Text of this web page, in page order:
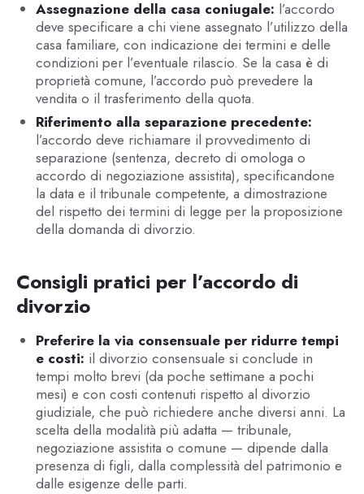
Assegnazione della casa coniugale: l’accordo
deve specificare a chi viene assegnato l’utilizzo della
casa familiare, con indicazione dei termini e delle
condizioni per l’eventuale rilascio. Se la casa è di
proprietà comune, l’accordo può prevedere la
vendita o il trasferimento della quota.
Riferimento alla separazione precedente:
l’accordo deve richiamare il provvedimento di
separazione (sentenza, decreto di omologa o
accordo di negoziazione assistita), specificandone
la data e il tribunale competente, a dimostrazione
del rispetto dei termini di legge per la proposizione
della domanda di divorzio.
Consigli pratici per l’accordo di
divorzio
Preferire la via consensuale per ridurre tempi
e costi: il divorzio consensuale si conclude in
tempi molto brevi (da poche settimane a pochi
mesi) e con costi contenuti rispetto al divorzio
giudiziale, che può richiedere anche diversi anni. La
scelta della modalità più adatta — tribunale,
negoziazione assistita o comune — dipende dalla
presenza di figli, dalla complessità del patrimonio e
dalle esigenze delle parti.